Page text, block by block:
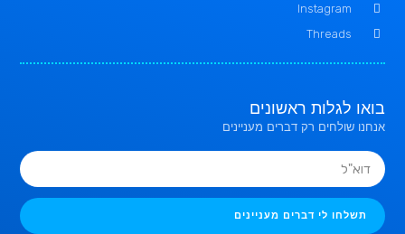
Instagram
Threads
בואו לגלות ראשונים
אנחנו שולחים רק דברים מעניינים
תשלחו לי דברים מעניינים